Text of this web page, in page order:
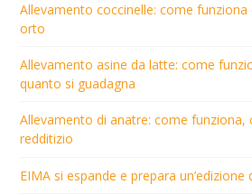
Allevamento coccinelle: come
orto
Allevamento asine da latte: come
quanto si guadagna
Allevamento di anatre: come funziona,
redditizio
EIMA si espande e prepara un’edizione